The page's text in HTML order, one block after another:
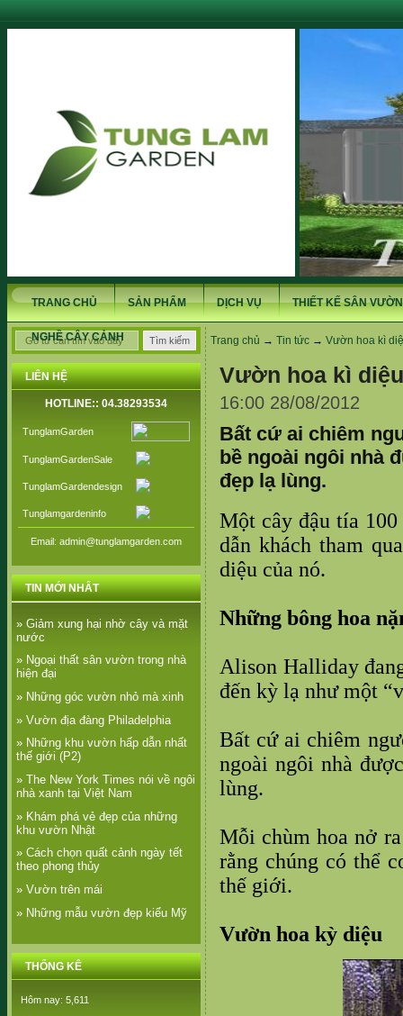
TRANG CHỦ SẢN PHẨM DỊCH VỤ THIẾT KẾ SÂN VƯỜN
NGHỀ CÂY CẢNH
LIÊN HỆ
HOTLINE:: 04.38293534
TunglamGarden
TunglamGardenSale
TunglamGardendesign
Tunglamgardeninfo
Email: admin@tunglamgarden.com
TIN MỚI NHẤT
» Giảm xung hại nhờ cây và mặt
nước
» Ngoại thất sân vườn trong nhà
hiện đại
» Những góc vườn nhỏ mà xinh
» Vườn địa đàng Philadelphia
» Những khu vườn hấp dẫn nhất
thế giới (P2)
» The New York Times nói về ngôi
nhà xanh tại Việt Nam
» Khám phá vẻ đẹp của những
khu vườn Nhật
» Cách chọn quất cảnh ngày tết
theo phong thủy
» Vườn trên mái
» Những mẫu vườn đẹp kiểu Mỹ
THỐNG KÊ
Hôm nay: 5,611
Trang chủ → Tin tức → Vườn hoa kì
Vườn hoa kì diệu
16:00 28/08/2012
Bất cứ ai chiêm
bề ngoài ngôi nhà
đẹp lạ lùng.
Một cây đậu tía
dẫn khách tham
diệu của nó.
Những bông hoa
Alison Halliday
đến kỳ lạ như một
Bất cứ ai chiêm
ngoài ngôi nhà
lùng.
Mỗi chùmhoa nở
rằng chúng có thể
thế giới.
Vườn hoa kỳ diệu